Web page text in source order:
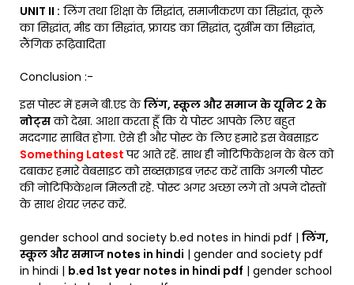
UNIT II : लिंग तथा शिक्षा के सिद्धांत, समाजीकरण का सिद्धांत, कूले
का सिद्धांत, मीड का सिद्धांत, फ्रायड का सिद्धांत, दुर्खीम का सिद्धांत,
लैंगिक रूढ़िवादिता
Conclusion :-
इस पोस्ट में हमने बी.एड केलिंग, स्कूल और समाज के यूनिट 2 के
नोट्सको देखा. आशा करता हूँ कि ये पोस्ट आपके लिए बहुत
मददगार साबित होगा. ऐसे ही और पोस्ट के लिए हमारे इस वेबसाइट
Something Latestपर आते रहें. साथ ही नोटिफिकेशन के बेल को
दबाकर हमारे वेबसाइट को सब्सक्राइब ज़रूर करें ताकि अगली पोस्ट
की नोटिफिकेशन मिलती रहे. पोस्ट अगर अच्छा लगे तो अपने दोस्तों
के साथ शेयर ज़रूर करें.
gender school and society b.ed notes in hindi pdf | लिंग,
स्कूल और समाज notes in hindi | gender and society pdf
in hindi | b.ed 1st year notes in hindi pdf | gender school